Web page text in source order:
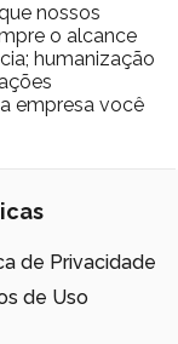
nossos
o alcance
humanização
empresa você
de Privacidade
de Uso